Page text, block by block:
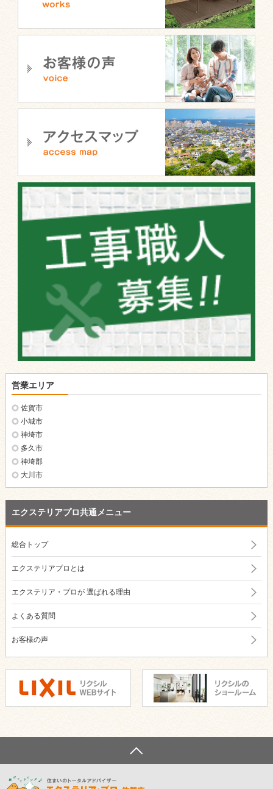
エクステリアプロ共通メニュー
総合トップ
エクステリアプロとは
エクステリア・プロが選ばれる理由
よくある質問
お客様の声
営業エリア
佐賀市
小城市
神埼市
多久市
神埼郡
大川市